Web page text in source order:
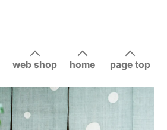
page top
home
web shop